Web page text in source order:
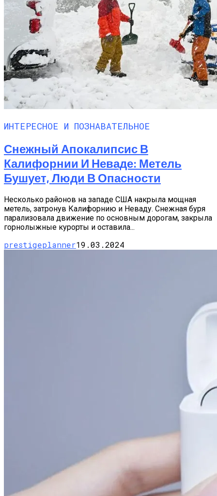
ИНТЕРЕСНОЕ И ПОЗНАВАТЕЛЬНОЕ
Снежный Апокалипсис В
Калифорнии И Неваде: Метель
Бушует, Люди В Опасности
Несколько районов на западе США накрыла мощная
метель, затронув Калифорнию и Неваду. Снежная буря
парализовала движение по основным дорогам, закрыла
горнолыжные курорты и оставила...
prestigeplanner19.03.2024